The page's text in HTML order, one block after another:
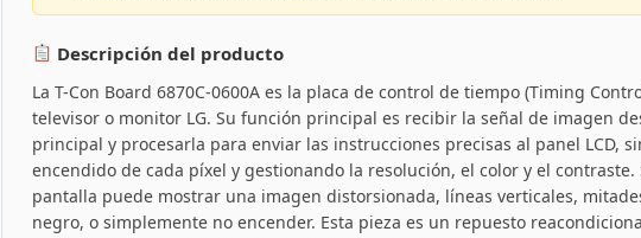
Descripción del producto
La T-Con Board 6870C-0600A es la placa de control de tiempo (Timing
televisor o monitor LG. Su función principal es recibir la señal de imagen
principal y procesarla para enviar las instrucciones precisas al panel LCD,
encendido de cada píxel y gestionando la resolución, el color y el contraste.
pantalla puede mostrar una imagen distorsionada, líneas verticales,
negro, o simplemente no encender. Esta pieza es un repuesto